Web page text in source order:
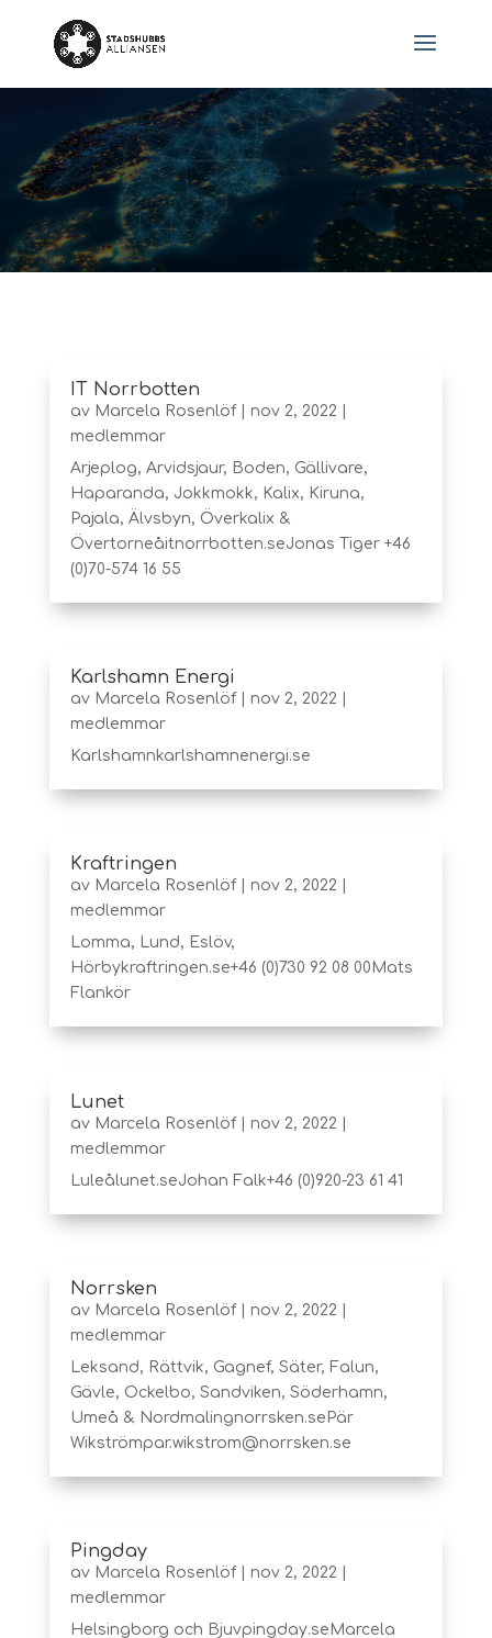
IT Norrbotten
av Marcela Rosenlöf| nov 2, 2022
medlemmar
Arjeplog, Arvidsjaur, Boden, Gällivare,
Haparanda, Jokkmokk, Kalix, Kiruna,
Pajala, Älvsbyn, Överkalix &
Övertorneåitnorrbotten.seJonas Tiger +46
(0)70-574 16 55
Karlshamn Energi
av Marcela Rosenlöf| nov 2, 2022
medlemmar
Karlshamnkarlshamnenergi.se
Kraftringen
av Marcela Rosenlöf| nov 2, 2022
medlemmar
Lomma, Lund, Eslöv,
Hörbykraftringen.se+46 (0)730 92 08 00Mats
Flankör
Lunet
av Marcela Rosenlöf| nov 2, 2022
medlemmar
Luleålunet.seJohan Falk+46 (0)920-23 61 41
Norrsken
av Marcela Rosenlöf| nov 2, 2022
medlemmar
Leksand, Rättvik, Gagnef, Säter, Falun,
Gävle, Ockelbo, Sandviken, Söderhamn,
Umeå & Nordmalingnorrsken.sePär
Wikströmpar.wikstrom@norrsken.se
Pingday
av Marcela Rosenlöf| nov 2, 2022
medlemmar
Helsingborg och Bjuvpingday.seMarcela